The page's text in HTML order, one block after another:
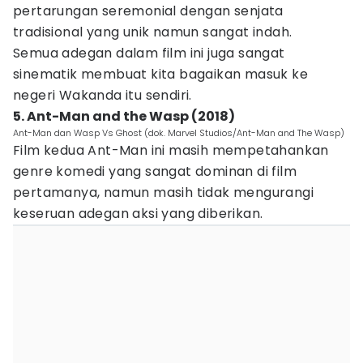
pertarungan seremonial dengan senjata
tradisional yang unik namun sangat indah.
Semua adegan dalam film ini juga sangat
sinematik membuat kita bagaikan masuk ke
negeri Wakanda itu sendiri.
5. Ant-Man and the Wasp (2018)
Ant-Man dan Wasp Vs Ghost (dok. Marvel Studios/Ant-Man and The Wasp)
Film kedua Ant-Man ini masih mempetahankan
genre komedi yang sangat dominan di film
pertamanya, namun masih tidak mengurangi
keseruan adegan aksi yang diberikan.